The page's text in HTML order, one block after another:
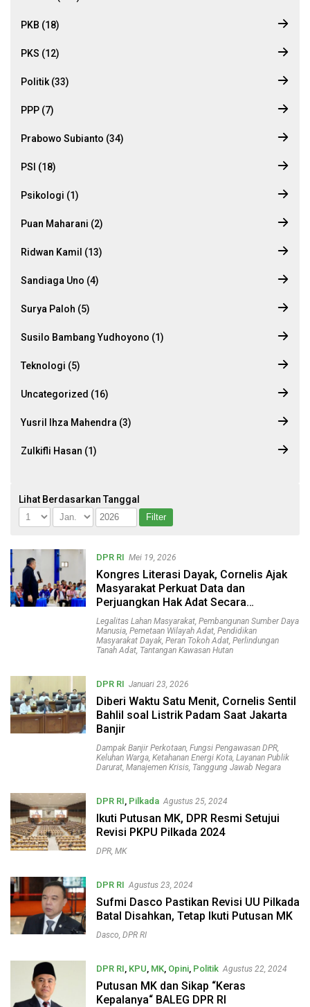
PKB (18)
PKS (12)
Politik (33)
PPP (7)
Prabowo Subianto (34)
PSI (18)
Psikologi (1)
Puan Maharani (2)
Ridwan Kamil (13)
Sandiaga Uno (4)
Surya Paloh (5)
Susilo Bambang Yudhoyono (1)
Teknologi (5)
Uncategorized (16)
Yusril Ihza Mahendra (3)
Zulkifli Hasan (1)
Lihat Berdasarkan Tanggal
DPR RI Mei 19, 2026
Kongres Literasi Dayak, Cornelis Ajak
Masyarakat Perkuat Data dan
Perjuangkan Hak Adat Secara
Konstitusional
Legalitas Lahan Masyarakat, Pembangunan Sumber Daya
Manusia, Pemetaan Wilayah Adat, Pendidikan
Masyarakat Dayak, Peran Tokoh Adat, Perlindungan
Tanah Adat, Tantangan Kawasan Hutan
DPR RI Januari 23, 2026
Diberi Waktu Satu Menit, Cornelis Sentil
Bahlil soal Listrik Padam Saat Jakarta
Banjir
Dampak Banjir Perkotaan, Fungsi Pengawasan DPR,
Keluhan Warga, Ketahanan Energi Kota, Layanan Publik
Darurat, Manajemen Krisis, Tanggung Jawab Negara
DPR RI, Pilkada Agustus 25, 2024
Ikuti Putusan MK, DPR Resmi Setujui
Revisi PKPU Pilkada 2024
DPR, MK
DPR RI Agustus 23, 2024
Sufmi Dasco Pastikan Revisi UU Pilkada
Batal Disahkan, Tetap Ikuti Putusan MK
Dasco, DPR RI
DPR RI, KPU, MK, Opini, Politik Agustus 22, 2024
Putusan MK dan Sikap “Keras
Kepalanya“ BALEG DPR RI